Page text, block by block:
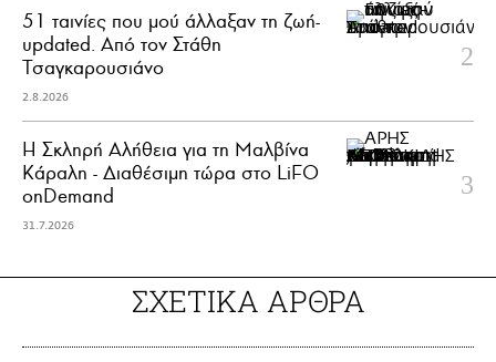
51 ταινίες που μού άλλαξαν τη ζωή-
updated. Aπό τον Στάθη
Τσαγκαρουσιάνο
2.8.2026
Η Σκληρή Αλήθεια για τη Μαλβίνα
Κάραλη - Διαθέσιμη τώρα στo LiFO
onDemand
31.7.2026
ΣΧΕΤΙΚΑ ΑΡΘΡΑ